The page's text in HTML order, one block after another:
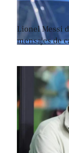
Lionel Messi
mensajes de